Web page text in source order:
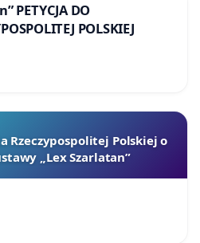
PETYCJA DO
POLSKIEJ
Rzeczypospolitej Polskiej o
„Lex Szarlatan”